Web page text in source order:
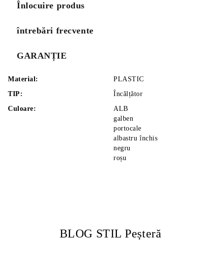
Înlocuire produs
întrebări frecvente
GARANȚIE
Material:
PLASTIC
TIP:
Încălțător
Culoare:
ALB
galben
portocale
albastru închis
negru
roșu
BLOG STIL Peșteră